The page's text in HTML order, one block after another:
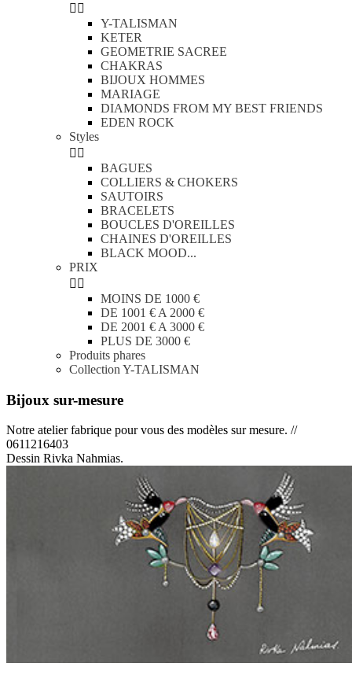
 
Y-TALISMAN
KETER
GEOMETRIE SACREE
CHAKRAS
BIJOUX HOMMES
MARIAGE
DIAMONDS FROM MY BEST FRIENDS
EDEN ROCK
Styles
 
BAGUES
COLLIERS & CHOKERS
SAUTOIRS
BRACELETS
BOUCLES D'OREILLES
CHAINES D'OREILLES
BLACK MOOD...
PRIX
 
MOINS DE 1000 €
DE 1001 € A 2000 €
DE 2001 € A 3000 €
PLUS DE 3000 €
Produits phares
Collection Y-TALISMAN
Bijoux sur-mesure
Notre atelier fabrique pour vous des modèles sur mesure. //
0611216403
Dessin Rivka Nahmias.